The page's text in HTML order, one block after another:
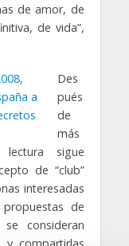
de amor, de
de vida”,
Des
pués
de
más
sigue
de “club”
interesadas
de
consideran
y compartirlas